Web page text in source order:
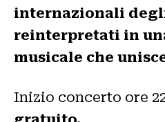
internazionali degli
reinterpretati in
musicale che
Inizio concerto ore